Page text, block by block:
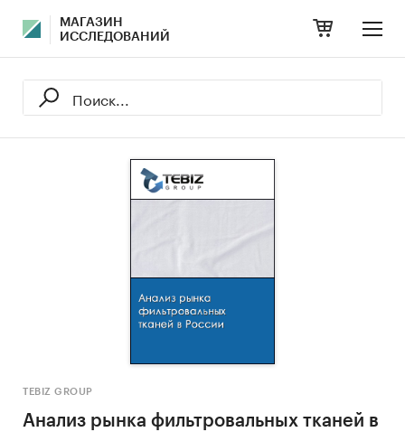
МАГАЗИН
ИССЛЕДОВАНИЙ
TEBIZ GROUP
Анализ рынка фильтровальных тканей в